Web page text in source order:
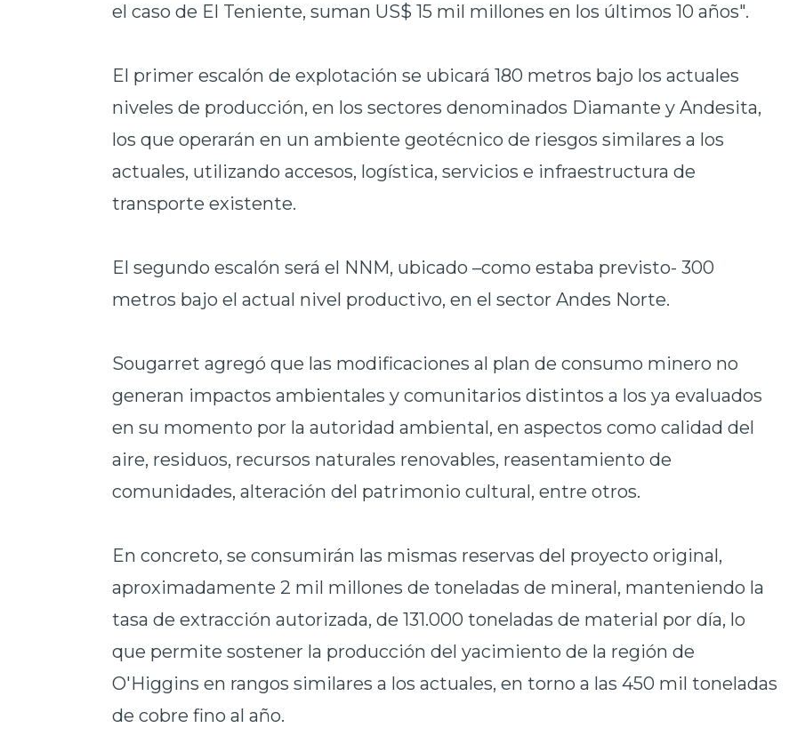
el caso de El Teniente, suman US$ 15 mil millones en los últimos 10 años".
El primer escalón de explotación se ubicará 180 metros bajo los actuales
niveles de producción, en los sectores denominados Diamante y Andesita,
los que operarán en un ambiente geotécnico de riesgos similares a los
actuales, utilizando accesos, logística, servicios e infraestructura de
transporte existente.
El segundo escalón será el NNM, ubicado –como estaba previsto- 300
metros bajo el actual nivel productivo, en el sector Andes Norte.
Sougarret agregó que las modificaciones al plan de consumo minero no
generan impactos ambientales y comunitarios distintos a los ya evaluados
en su momento por la autoridad ambiental, en aspectos como calidad del
aire, residuos, recursos naturales renovables, reasentamiento de
comunidades, alteración del patrimonio cultural, entre otros.
En concreto, se consumirán las mismas reservas del proyecto original,
aproximadamente 2 mil millones de toneladas de mineral, manteniendo la
tasa de extracción autorizada, de 131.000 toneladas de material por día, lo
que permite sostener la producción del yacimiento de la región de
O'Higgins en rangos similares a los actuales, en torno a las 450 mil toneladas
de cobre fino al año.